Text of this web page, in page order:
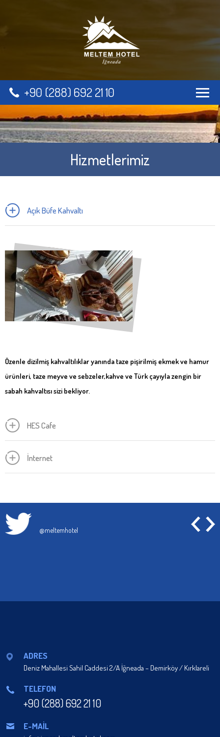
+90 (288) 692 21 10
Hizmetlerimiz
Açık Büfe Kahvaltı
Özenle dizilmiş kahvaltılıklar yanında taze pişirilmiş ekmek ve hamur
ürünleri, taze meyve ve sebzeler,kahve ve Türk çayıyla zengin bir
sabah kahvaltısı sizi bekliyor.
HES Cafe
İnternet
@meltemhotel
ADRES
Deniz Mahallesi Sahil Caddesi 2/A İğneada – Demirköy / Kırklareli
TELEFON
+90 (288) 692 21 10
E-MAİL